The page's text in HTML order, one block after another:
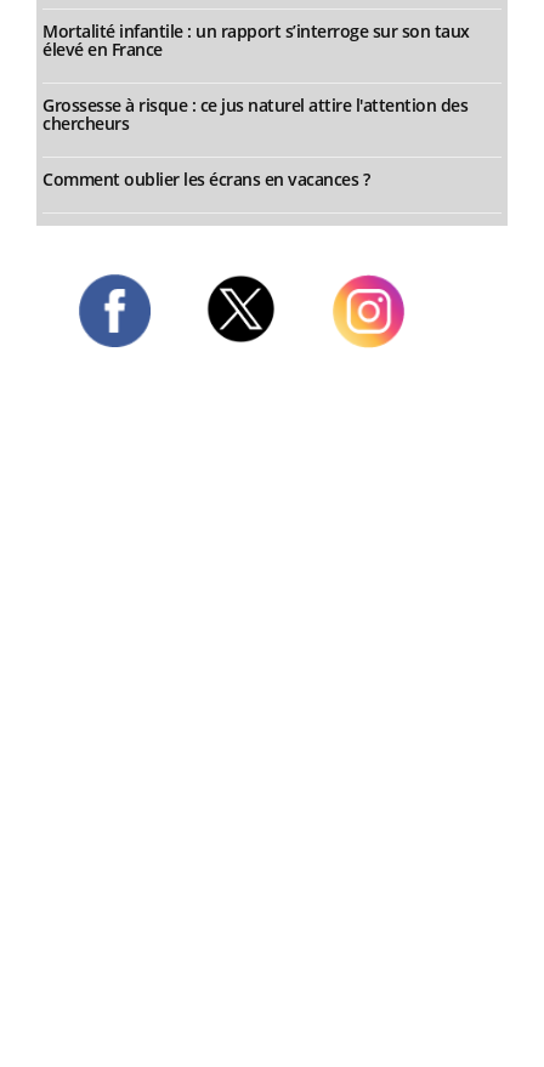
Mortalité infantile : un rapport s’interroge sur son taux
élevé en France
Grossesse à risque : ce jus naturel attire l'attention des
chercheurs
Comment oublier les écrans en vacances ?